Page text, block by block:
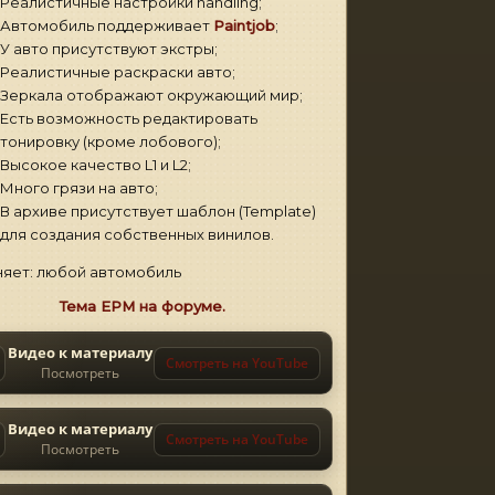
Автомобиль поддерживает Paintjob;
У авто присутствуют экстры;
Реалистичные раскраски авто;
Зеркала отображают окружающий мир;
Есть возможность редактировать
тонировку (кроме лобового);
Высокое качество L1 и L2;
Много грязи на авто;
В архиве присутствует шаблон (Template)
для создания собственных винилов.
любой автомобиль
Тема EPM на форуме.
Видео к материалу
Посмотреть
Смотреть на YouTube
Видео к материалу
Посмотреть
Смотреть на YouTube